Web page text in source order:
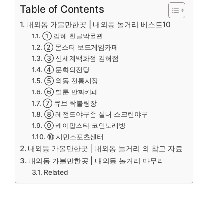
Table of Contents
내외동 가볼만한곳 | 내외동 놀거리 베스트10
① 김해 한글박물관
② 몬스터 보드게임카페
③ 신세계백화점 김해점
④ 문화의전당
⑤ 외동 전통시장
⑥ 벌툰 만화카페
⑦ 큐브 락볼링장
⑧ 레전드야구존 실내 스크린야구
⑨ 케이팝스타 코인노래방
⑩ 시민스포츠센터
내외동 가볼만한곳 | 내외동 놀거리 외 참고 자료
내외동 가볼만한곳 | 내외동 놀거리 마무리
Related